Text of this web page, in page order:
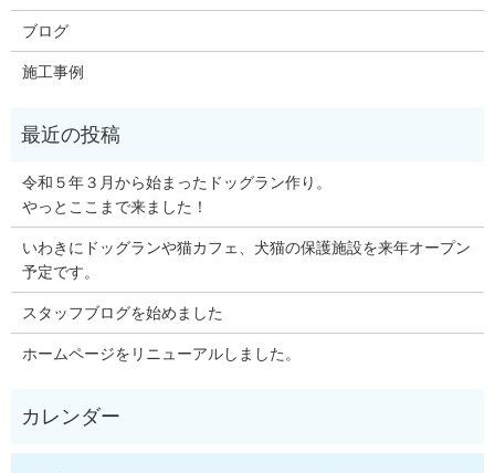
ブログ
施工事例
令和５年３月から始まったドッグラン作り。
やっとここまで来ました！
いわきにドッグランや猫カフェ、犬猫の保護施設を来年オープン
予定です。
スタッフブログを始めました
ホームページをリニューアルしました。